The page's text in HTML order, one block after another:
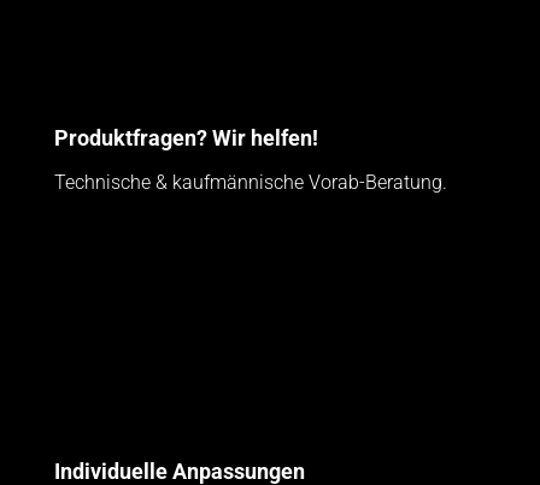
Produktfragen? Wir helfen!
Technische & kaufmännische Vorab-Beratung.
Individuelle Anpassungen